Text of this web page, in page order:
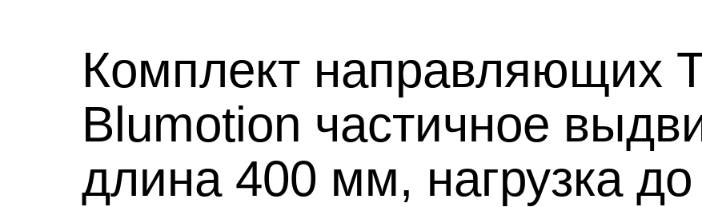
Комплект направляющих
Blumotion частичное
длина 400 мм, нагрузка до